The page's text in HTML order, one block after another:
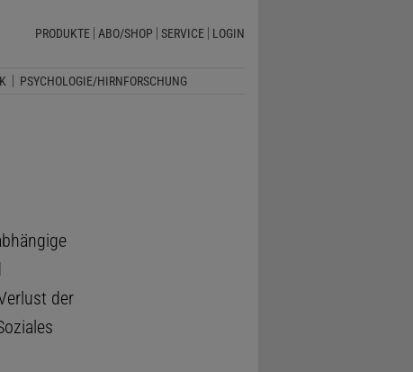
PRODUKTE ABO/SHOP SERVICE LOGIN
PSYCHOLOGIE/HIRNFORSCHUNG
der